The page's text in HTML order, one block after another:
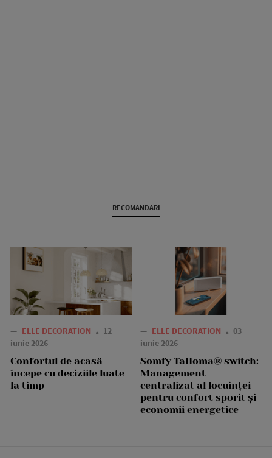
RECOMANDARI
— ELLE DECORATION
12
iunie 2026
Confortul de acasă
începe cu deciziile luate
la timp
— ELLE DECORATION
03
iunie 2026
Somfy TaHoma® switch:
Management
centralizat al locuinței
pentru confort sporit și
economii energetice